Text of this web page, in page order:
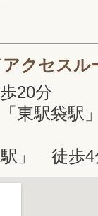
クセスル
20分
東駅袋駅
駅」 徒歩4